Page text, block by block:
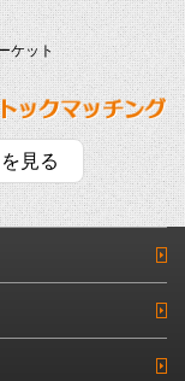
ケット
見る